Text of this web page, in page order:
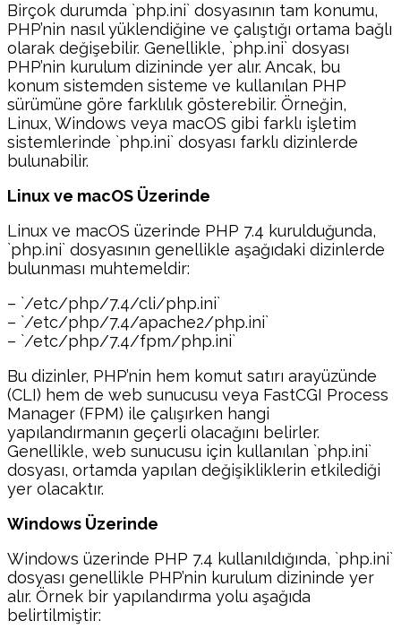
Birçok durumda `php.ini` dosyasının tam konumu,
PHP’nin nasıl yüklendiğine ve çalıştığı ortama bağlı
olarak değişebilir. Genellikle, `php.ini` dosyası
PHP’nin kurulum dizininde yer alır. Ancak, bu
konum sistemden sisteme ve kullanılan PHP
sürümüne göre farklılık gösterebilir. Örneğin,
Linux, Windows veya macOS gibi farklı işletim
sistemlerinde `php.ini` dosyası farklı dizinlerde
bulunabilir.
Linux ve macOS Üzerinde
Linux ve macOS üzerinde PHP 7.4 kurulduğunda,
`php.ini` dosyasının genellikle aşağıdaki dizinlerde
bulunması muhtemeldir:
– `/etc/php/7.4/cli/php.ini`
– `/etc/php/7.4/apache2/php.ini`
– `/etc/php/7.4/fpm/php.ini`
Bu dizinler, PHP’nin hem komut satırı arayüzünde
(CLI) hem de web sunucusu veya FastCGI Process
Manager (FPM) ile çalışırken hangi
yapılandırmanın geçerli olacağını belirler.
Genellikle, web sunucusu için kullanılan `php.ini`
dosyası, ortamda yapılan değişikliklerin etkilediği
yer olacaktır.
Windows Üzerinde
Windows üzerinde PHP 7.4 kullanıldığında, `php.ini`
dosyası genellikle PHP’nin kurulum dizininde yer
alır. Örnek bir yapılandırma yolu aşağıda
belirtilmiştir: